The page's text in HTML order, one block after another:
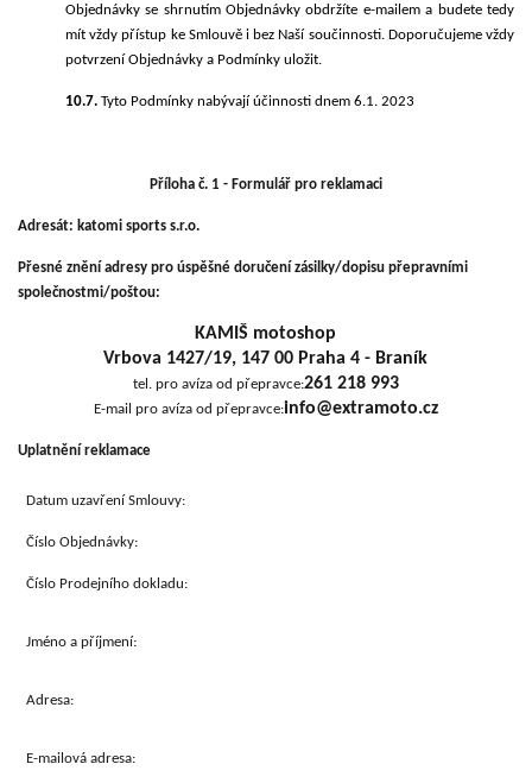
Objednávky se shrnutím Objednávky obdržíte e-mailem a budete tedy
mít vždy přístup ke Smlouvě i bez Naší součinnosti. Doporučujeme vždy
potvrzení Objednávky a Podmínky uložit.
10.7. Tyto Podmínky nabývají účinnosti dnem 6.1. 2023
Příloha č. 1 - Formulář pro reklamaci
Adresát: katomi sports s.r.o.
Přesné znění adresy pro úspěšné doručení zásilky/dopisu přepravními
společnostmi/poštou:
KAMIŠ motoshop
Vrbova 1427/19, 147 00 Praha 4 - Braník
tel. pro avíza od přepravce:261 218 993
E-mail pro avíza od přepravce:info@extramoto.cz
Uplatnění reklamace
Datum uzavření Smlouvy:
Číslo Objednávky:
Číslo Prodejního dokladu:
Jméno a příjmení:
Adresa:
E-mailová adresa: